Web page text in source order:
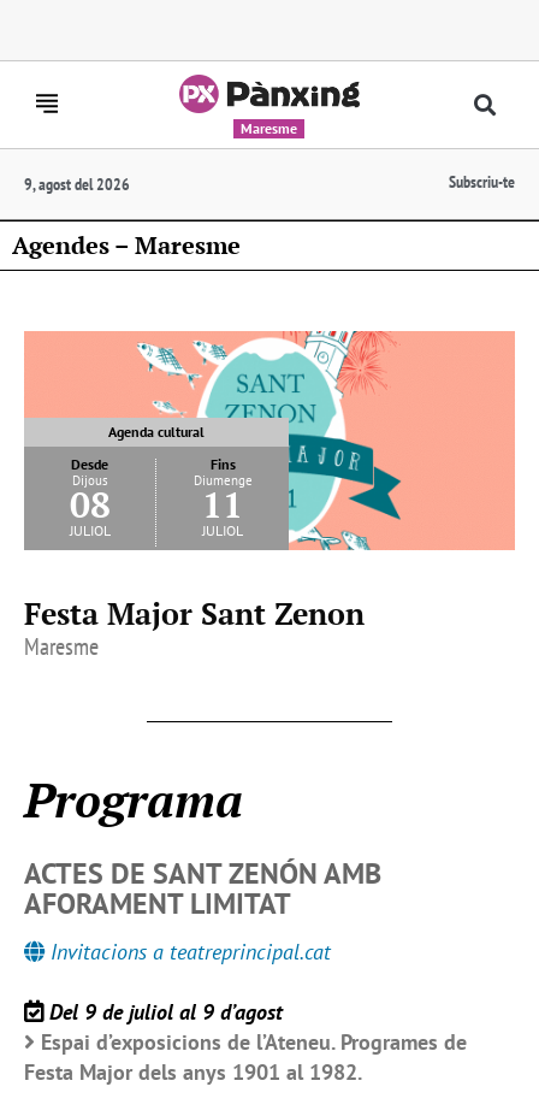
Maresme
9, agost del 2026 Subscriu-te
Agendes – Maresme
Agenda cultural
Desde
Dijous
08
juliol
Fins
Diumenge
11
juliol
Festa Major Sant Zenon
Maresme
Programa
ACTES DE SANT ZENÓN AMB
AFORAMENT LIMITAT
Invitacions a teatreprincipal.cat
Del 9 de juliol al 9 d’agost
Espai d’exposicions de l’Ateneu. Programes de
Festa Major dels anys 1901 al 1982.